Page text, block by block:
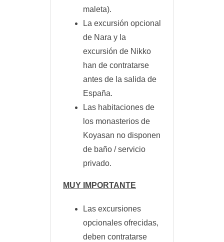
maleta).
La excursión opcional
de Nara y la
excursión de Nikko
han de contratarse
antes de la salida de
España.
Las habitaciones de
los monasterios de
Koyasan no disponen
de baño / servicio
privado.
MUY IMPORTANTE
Las excursiones
opcionales ofrecidas,
deben contratarse